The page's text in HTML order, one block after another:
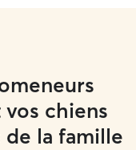
chiens
la famille